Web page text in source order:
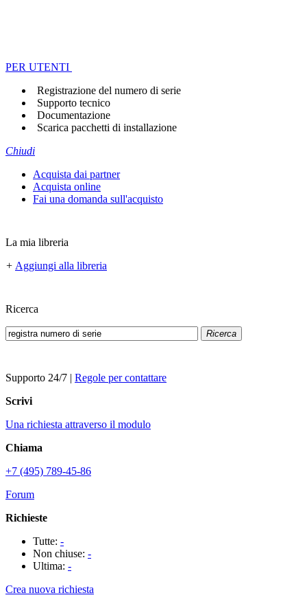
PER UTENTI
Registrazione del numero di serie
Supporto tecnico
Documentazione
Scarica pacchetti di installazione
Chiudi
Acquista dai partner
Acquista online
Fai una domanda sull'acquisto
La mia libreria
+ Aggiungi alla libreria
Ricerca
Ricerca
Supporto 24/7 | Regole per contattare
Scrivi
Una richiesta attraverso il modulo
Chiama
+7 (495) 789-45-86
Forum
Richieste
Tutte: -
Non chiuse: -
Ultima: -
Crea nuova richiesta